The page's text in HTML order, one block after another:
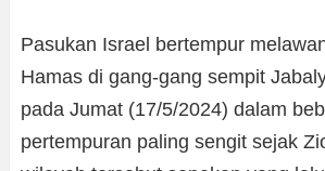
Pasukan Israel bertempur
Hamas di gang-gang sempit
pada Jumat (17/5/2024) dalam
pertempuran paling sengit sejak